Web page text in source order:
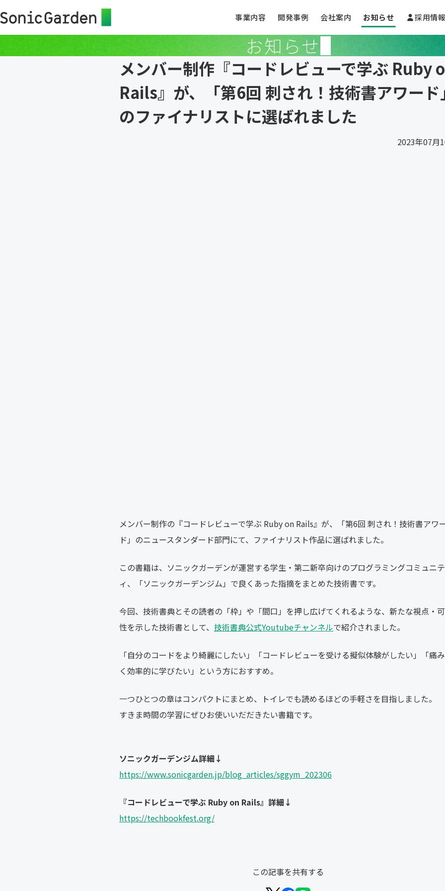
事業内容 開発事例 会社案内 お知らせ 採用情報
お知らせ
メンバー制作『コードレビューで学ぶ Ruby
Rails』が、「第6回 刺され！技術書アワード
のファイナリストに選ばれました
2023年07月
メンバー制作の『コードレビューで学ぶ Ruby on Rails』が、「第6回 刺され！技術書アワ
ド」のニュースタンダード部門にて、ファイナリスト作品に選ばれました。
この書籍は、ソニックガーデンが運営する学生・第二新卒向けのプログラミングコミュニテ
ィ、「ソニックガーデンジム」で良くあった指摘をまとめた技術書です。
今回、技術書典とその読者の「枠」や「間口」を押し広げてくれるような、新たな視点・
性を示した技術書として、 技術書典公式Youtubeチャンネルで紹介されました。
「自分のコードをより綺麗にしたい」「コードレビューを受ける擬似体験がしたい」「痛
く効率的に学びたい」という方におすすめ。
一つひとつの章はコンパクトにまとめ、トイレでも読めるほどの手軽さを目指しました。
すきま時間の学習にぜひお使いいだだきたい書籍です。
ソニックガーデンジム詳細↓
https://www.sonicgarden.jp/blog_articles/sggym_202306
『コードレビューで学ぶ Ruby on Rails』詳細↓
https://techbookfest.org/
この記事を共有する